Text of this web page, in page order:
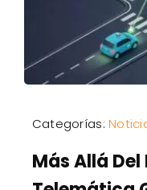
Categorías:
Más Allá